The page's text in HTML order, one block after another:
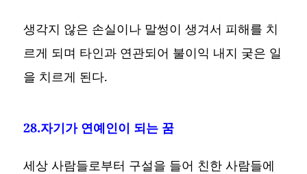
생각지 않은 손실이나 말썽이 생겨서 피해를 치
르게 되며 타인과 연관되어 불이익 내지 궂은 일
을 치르게 된다.
28.자기가 연예인이 되는 꿈
세상 사람들로부터 구설을 들어 친한 사람들에